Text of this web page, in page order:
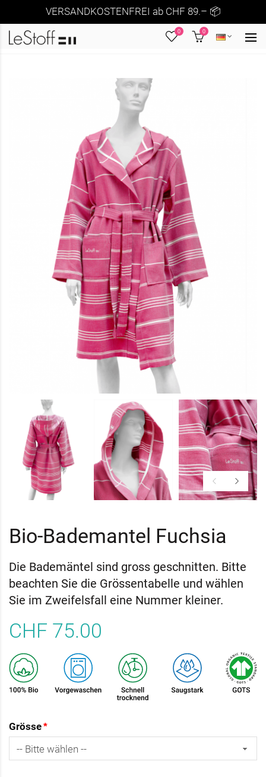
VERSANDKOSTENFREI ab CHF 89.– 📦
0 0
Bio-Bademantel Fuchsia
Die Bademäntel sind gross geschnitten. Bitte
beachten Sie die Grössentabelle und wählen
Sie im Zweifelsfall eine Nummer kleiner.
CHF 75.00
Grösse